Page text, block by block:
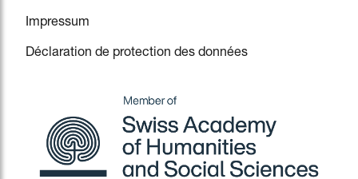
Impressum
Déclaration de protection des données